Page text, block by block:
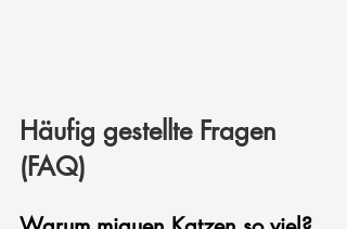
Häufig gestellte Fragen
(FAQ)